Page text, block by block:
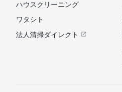
ハウスクリーニング
ワタシト
法人清掃ダイレクト